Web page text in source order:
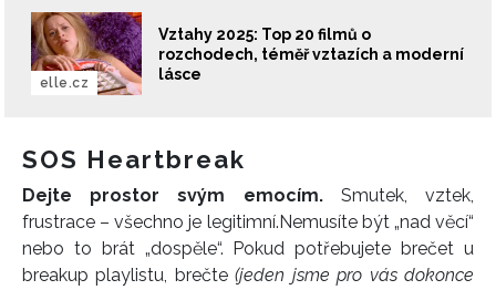
Vztahy 2025: Top 20 filmů o
rozchodech, téměř vztazích a moderní
lásce
elle.cz
SOS Heartbreak
Dejte prostor svým emocím. Smutek, vztek,
frustrace – všechno je legitimní. Nemusíte být „nad věcí“
nebo to brát „dospěle“. Pokud potřebujete brečet u
breakup playlistu, brečte(jeden jsme pro vás dokonce